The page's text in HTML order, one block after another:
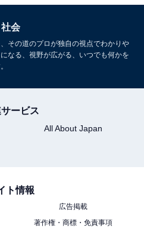
社会
その道のプロが独自の視点でわかりや
なる、視野が広がる、いつでも何かを
ービス
All About Japan
ト情報
広告掲載
著作権・商標・免責事項